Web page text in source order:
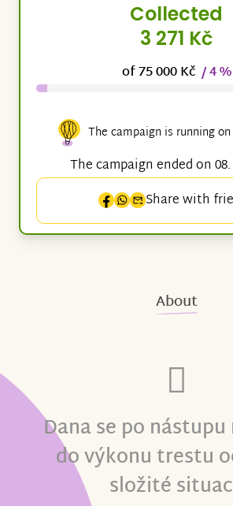
Collected
3 271 Kč
of 75 000 Kč / 4 %
The campaign is running
The campaign ended on 08.
Share with
About
Dana se po
do výkonu trestu
složité